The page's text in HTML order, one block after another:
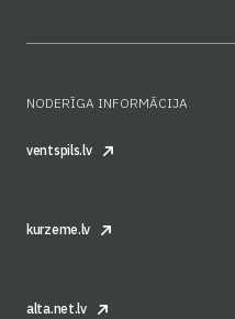
NODERĪGA INFORMĀCIJA
ventspils.lv
kurzeme.lv
alta.net.lv